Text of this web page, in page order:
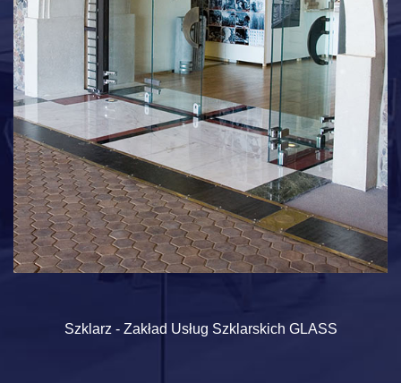
Szklarz - Zakład Usług Szklarskich GLASS